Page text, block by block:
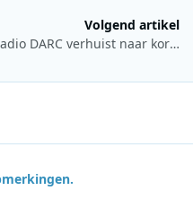
Volgend artikel
Radio DARC verhuist naar kortegolfzender in Engeland